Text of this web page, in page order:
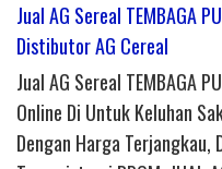
Jual AG Sereal TEMBAGA
Distibutor AG Cereal
Jual AG Sereal TEMBAGA
Online Di Untuk Keluhan
Dengan Harga Terjangkau,